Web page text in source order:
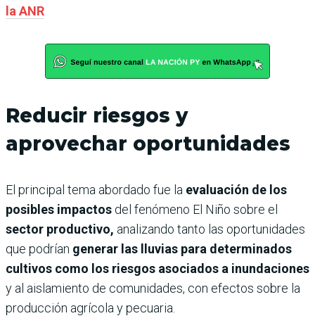
la ANR
Reducir riesgos y
aprovechar oportunidades
El principal tema abordado fue la evaluación de los
posibles impactos del fenómeno El Niño sobre el
sector productivo, analizando tanto las oportunidades
que podrían generar las lluvias para determinados
cultivos como los riesgos asociados a inundaciones
y al aislamiento de comunidades, con efectos sobre la
producción agrícola y pecuaria.